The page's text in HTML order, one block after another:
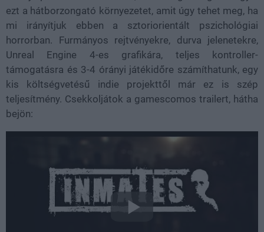
ezt a hátborzongató környezetet, amit úgy tehet meg, ha
mi irányítjuk ebben a sztoriorientált pszichológiai
horrorban. Furmányos rejtvényekre, durva jelenetekre,
Unreal Engine 4-es grafikára, teljes kontroller-
támogatásra és 3-4 órányi játékidőre számíthatunk, egy
kis költségvetésű indie projekttől már ez is szép
teljesítmény. Csekkoljátok a gamescomos trailert, hátha
bejön: